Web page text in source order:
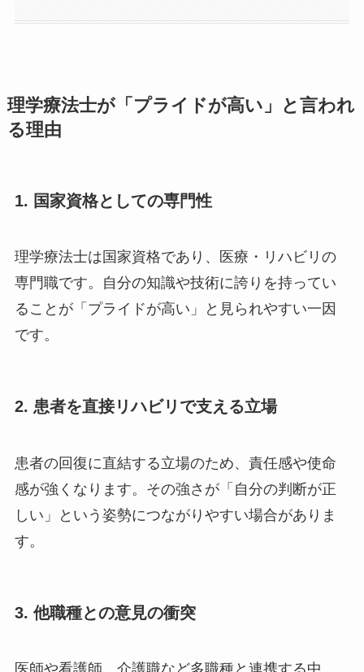
理学療法士が「プライドが高い」と言われ
る理由
1. 国家資格としての専門性
理学療法士は国家資格であり、医療・リハビリの
専門職です。自分の知識や技術に誇りを持ってい
ることが「プライドが高い」と見られやすい一因
です。
2. 患者を直接リハビリで支える立場
患者の回復に直結する立場のため、責任感や使命
感が強くなります。その強さが「自分の判断が正
しい」という姿勢につながりやすい場合がありま
す。
3. 他職種との意見の衝突